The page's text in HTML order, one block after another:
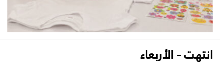
انتهت - الأربعاء